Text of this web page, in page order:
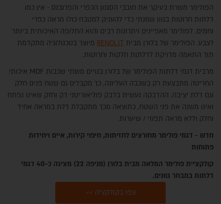
הפולימר משרת בעיקר את חובבי הסגנון הכפרי והפרובנס - אין כמו
דלתות חרוטות בגוון שמנתי כדי להעניק למטבח כולו מראה כפרי
וחמים. לפולימר מאפיינים ויתרונות רבים והוא החלופה האיכותית ביותר
לצבע. הפולימר של בלורן מבית RENOLIT מיוצר בטכנולוגיה מתקדמת
תוך התאמה מדויקת לדלתות חלקות וחרוטות.
מרבית דגמי דלתות הפולימר של בלורן בנויים משתי שכבות MDF איכותי.
החריטה מתבצעת רק בשכבה העליונה, כך מקבלים גם שטח פנים חלק
וגם דלת יציבה. ההדבקה נעשית בדבק פוליאוריטני דק וחזק שאינו נפתח
ואינו משנה את פני השטח, כתוצאה מכך מתקבלת דלת במראה אחיד
וחלק וללא מראה תפוזי / שיערות.
חדש - דגמי פולימר מחורצים לחזיתות, חיפוי קירות, איים ויחידות
פתוחות
קולקציית פולימר המלאה מבית בלורן (מניפה 22) מציגה כ-40 דגמי
דלתות במבחר גוונים.
צפו בקולקציה >>